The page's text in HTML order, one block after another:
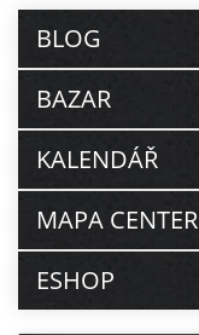
BLOG
BAZAR
KALENDÁŘ
MAPA CENTER
ESHOP